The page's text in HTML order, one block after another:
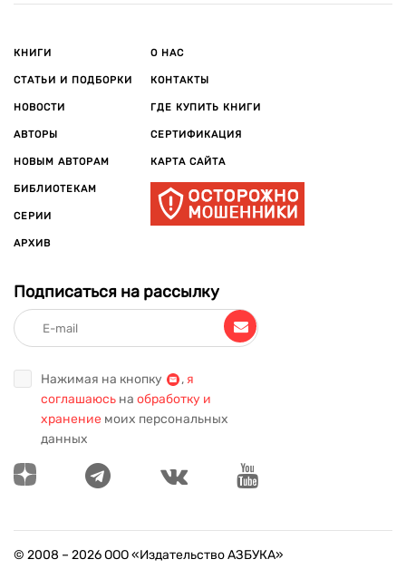
КНИГИ
СТАТЬИ И ПОДБОРКИ
НОВОСТИ
АВТОРЫ
НОВЫМ АВТОРАМ
БИБЛИОТЕКАМ
СЕРИИ
АРХИВ
О НАС
КОНТАКТЫ
ГДЕ КУПИТЬ КНИГИ
СЕРТИФИКАЦИЯ
КАРТА САЙТА
Подписаться на рассылку
Нажимая на кнопку , я
соглашаюсь на обработку и
хранение моих персональных
данных
© 2008 – 2026ООО «Издательство АЗБУКА»